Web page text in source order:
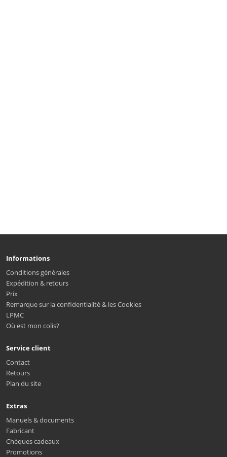
Informations
Conditions générales
Expédition & retours
Prix
Remarque sur la confidentialité & les Cookies
LPMC
Où est mon colis?
Service client
Contact
Retours
Plan du site
Extras
Manuels & documents
Fabricant
Chèques cadeaux
Promotions